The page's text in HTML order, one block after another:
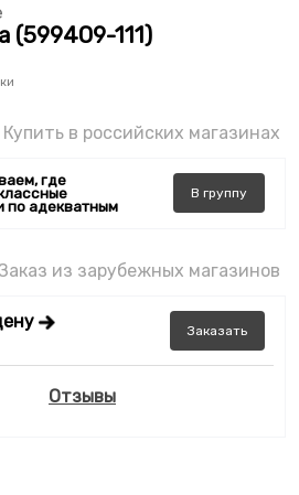
(599409-111)
Купить в российских магазинах
где
по адекватным
В группу
Заказ из зарубежных магазинов
Заказать
Отзывы